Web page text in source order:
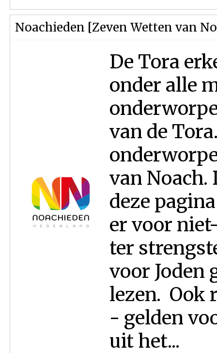
Noachieden [Zeven Wetten van
De Tora
onder alle
van de
van Noach.
deze
er voor
ter
voor Joden
lezen. Ook
- gelden
uit het...